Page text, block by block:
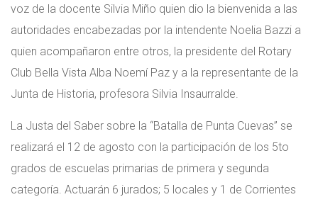
voz de la docente Silvia Miño quien dio la bienvenida a las
autoridades encabezadas por la intendente Noelia Bazzi a
quien acompañaron entre otros, la presidente del Rotary
Club Bella Vista Alba Noemí Paz y a la representante de la
Junta de Historia, profesora Silvia Insaurralde.
La Justa del Saber sobre la “Batalla de Punta Cuevas” se
realizará el 12 de agosto con la participación de los 5to
grados de escuelas primarias de primera y segunda
categoría. Actuarán 6 jurados; 5 locales y 1 de Corrientes